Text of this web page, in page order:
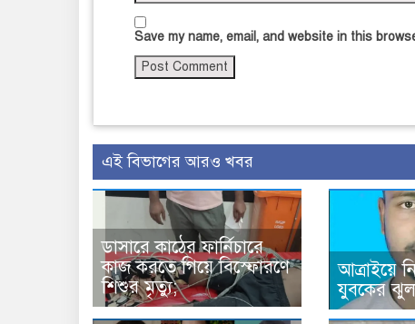
Save my name, email, and website in this
এই বিভাগের আরও খবর
ডাসারে কাঠের ফার্নিচারে
কাজ করতে গিয়ে বিস্ফোরণে
শিশুর মৃত্যু;
আত্রাইয়ে
যুবকের